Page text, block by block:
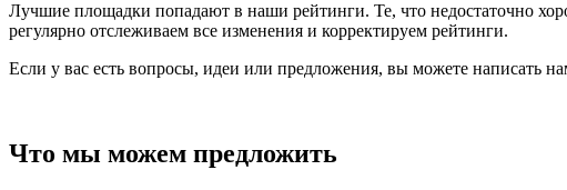
Лучшие площадки попадают в наши рейтинги. Те, что недостаточно
регулярно отслеживаем все изменения и корректируем рейтинги.
Если у вас есть вопросы, идеи или предложения, вы можете написать
Что мы можем предложить